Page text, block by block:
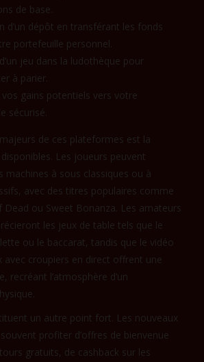
de base.
d’un dépôt en transférant les fonds
portefeuille personnel.
jeu dans la ludothèque pour
à parier.
vos gains potentiels vers votre
sécurisé.
de ces plateformes est la
Les joueurs peuvent
machines à sous classiques ou à
avec des titres populaires comme
ou Sweet Bonanza. Les amateurs
les jeux de table tels que le
ou le baccarat, tandis que le vidéo
avec croupiers en direct offrent une
recréant l’atmosphère d’un
un autre point fort. Les nouveaux
profiter d’offres de bienvenue
gratuits, de cashback sur les